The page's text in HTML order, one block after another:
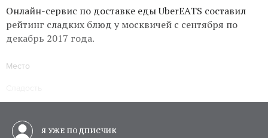
Онлайн-сервис по доставке еды UberEATS составил
рейтинг сладких блюд у москвичей с сентября по
декабрь 2017 года.
Место
Я УЖЕ ПОДПИСЧИК